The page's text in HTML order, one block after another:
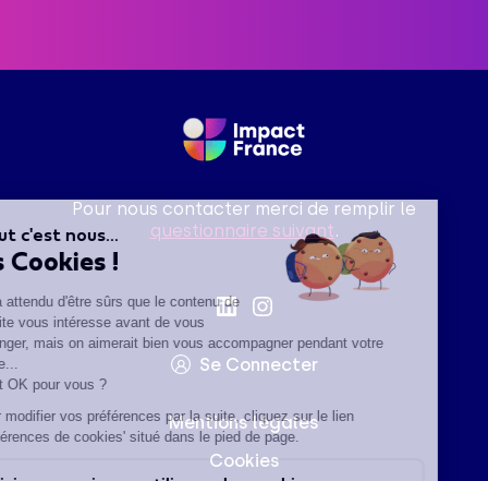
Pour nous contacter merci de remplir le
questionnaire suivant.
Se Connecter
Mentions légales
Cookies
Salut c'est nous...
les Cookies !
On a attendu d'être sûrs que le contenu de
ce site vous intéresse avant de vous
déranger, mais on aimerait bien vous accompagner pendant votre
C'est OK pour vous ?
Pour modifier vos préférences par la suite, cliquez sur le lien
'Préférences de cookies' situé dans le pied de page.